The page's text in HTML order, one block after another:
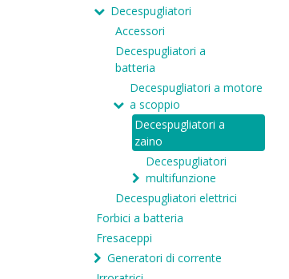
Decespugliatori
Accessori
Decespugliatori a
batteria
Decespugliatori a motore
a scoppio
Decespugliatori a
zaino
Decespugliatori
multifunzione
Decespugliatori elettrici
Forbici a batteria
Fresaceppi
Generatori di corrente